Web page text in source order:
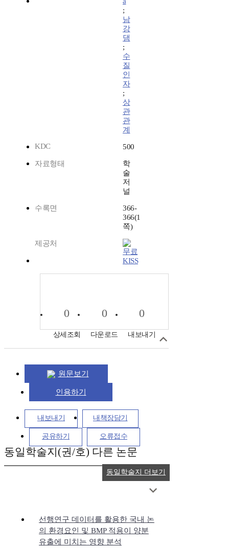
;
남
강
댐
;
수
질
인
자
;
상
관
관
계
KDC
500
자료형태
학
술
저
널
수록면
366-
366(1
쪽)
제공처
KISS
0
상세조회
0
다운로드
0
내보내기
원문보기
인용하기
내보내기 내책장담기
공유하기 오류접수
동일학술지(권/호) 다른 논문
선행연구 데이터를 활용한 국내 논
의 환경요인 및 BMP 적용이 양분
유출에 미치는 영향 분석
동일학술지 더보기